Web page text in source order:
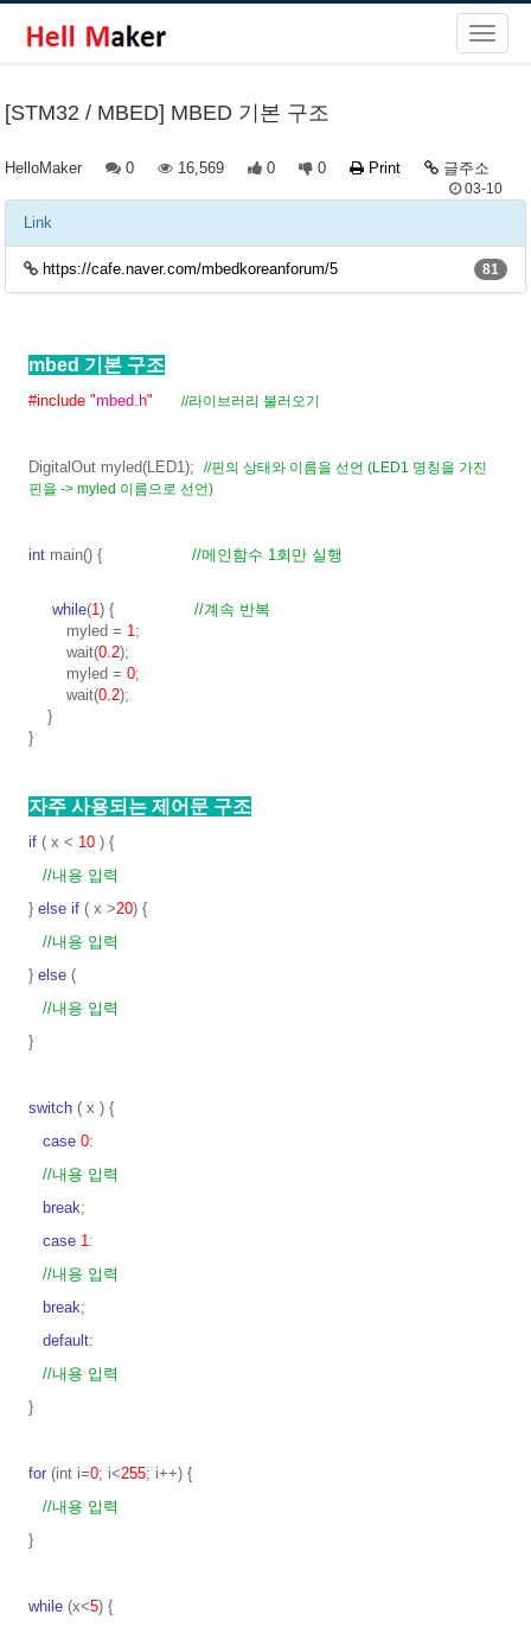
[STM32 / MBED] MBED 기본 구조
HelloMaker 0 16,569 0 0 Print 글주소
03-10
Link
https://cafe.naver.com/mbedkoreanforum/5 81
mbed 기본 구조
#include "mbed.h"//라이브러리 불러오기
DigitalOut myled(LED1);//핀의 상태와 이름을 선언 (LED1 명칭을 가진
핀을 -> myled 이름으로 선언)
int main() {//메인함수 1회만 실행
while(1) {//계속 반복
myled = 1;
wait(0.2);
myled =0;
wait(0.2);
}
}
자주 사용되는 제어문 구조
if( x < 10) {
//내용 입력
}elseif( x >20) {
//내용 입력
}else(
//내용 입력
}
switch( x ) {
case0:
//내용 입력
break;
case 1:
//내용 입력
break;
default:
//내용 입력
}
for(int i=0; i<255; i++) {
//내용 입력
}
while(x<5) {